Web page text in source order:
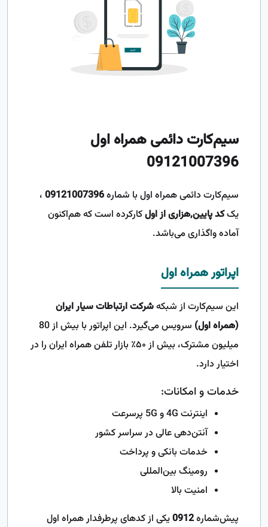
سیم‌کارت دائمی همراه اول
09121007396
سیم‌کارت دائمی همراه اول با شماره09121007396 ،
یککد پایین,هزاری از اولکارکرده است که هم‌اکنون
آماده واگذاری می‌باشد.
اپراتور همراه اول
این سیم‌کارت از شبکهشرکت ارتباطات سیار ایران
(همراه اول)
سرویس می‌گیرد. این اپراتور با بیش از 80
میلیون مشترک، بیش از ۵۰٪ بازار تلفن همراه ایران را در
اختیار دارد.
خدمات و امکانات:
اینترنت 4G و 5G پرسرعت
آنتن‌دهی عالی در سراسر کشور
خدمات بانکی و پرداخت
رومینگ بین‌المللی
امنیت بالا
پیش‌شماره0912یکی از کدهای پرطرفدار همراه اول